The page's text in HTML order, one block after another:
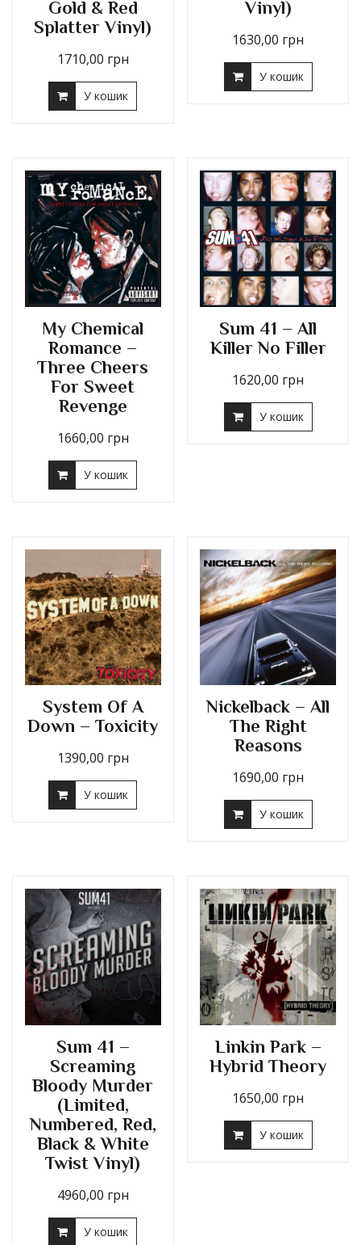
Gold & Red
Splatter Vinyl)
1710,00 грн
У кошик
Vinyl)
1630,00 грн
У кошик
My Chemical
Romance –
Three Cheers
For Sweet
Revenge
1660,00 грн
У кошик
Sum 41 – All
Killer No Filler
1620,00 грн
У кошик
System Of A
Down – Toxicity
1390,00 грн
У кошик
Nickelback – All
The Right
Reasons
1690,00 грн
У кошик
Sum 41 –
Screaming
Bloody Murder
(Limited,
Numbered, Red,
Black & White
Twist Vinyl)
4960,00 грн
У кошик
Linkin Park –
Hybrid Theory
1650,00 грн
У кошик